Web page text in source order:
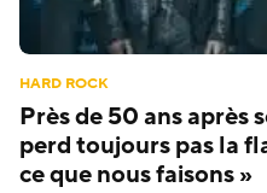
HARD ROCK
Près de 50 ans après
perd toujours pas la
ce que nous faisons »